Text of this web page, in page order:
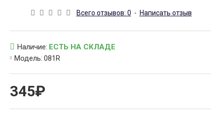
Всего отзывов: 0 - Написать отзыв
345₽
Наличие: ЕСТЬ НА СКЛАДЕ
Модель: 081R